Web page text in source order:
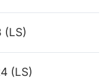
(LS)
(LS)